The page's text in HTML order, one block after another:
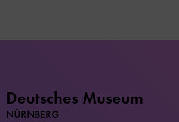
Deutsches Museum
NÜRNBERG